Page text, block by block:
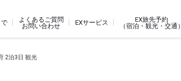
よくあるご質問
お問い合わせ
EXサービス
EX旅先予約
（宿泊・観光・交通）
2泊3日 観光